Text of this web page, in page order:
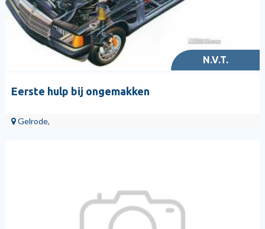
N.V.T.
Eerste hulp bij ongemakken
Gelrode,